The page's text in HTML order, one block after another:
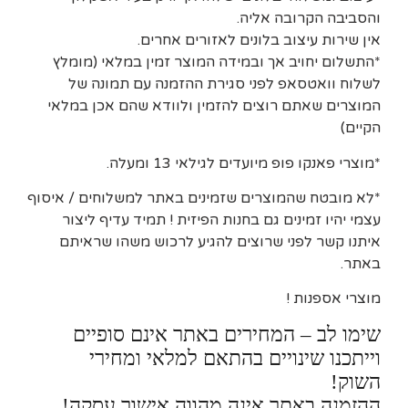
והסביבה הקרובה אליה.
אין שירות עיצוב בלונים לאזורים אחרים.
*התשלום יחויב אך ובמידה המוצר זמין במלאי (מומלץ
לשלוח וואטסאפ לפני סגירת ההזמנה עם תמונה של
המוצרים שאתם רוצים להזמין ולוודא שהם אכן במלאי
הקיים)
*מוצרי פאנקו פופ מיועדים לגילאי 13 ומעלה.
*לא מובטח שהמוצרים שזמינים באתר למשלוחים / איסוף
עצמי יהיו זמינים גם בחנות הפיזית ! תמיד עדיף ליצור
איתנו קשר לפני שרוצים להגיע לרכוש משהו שראיתם
באתר.
מוצרי אספנות !
שימו לב – המחירים באתר אינם סופיים
וייתכנו שינויים בהתאם למלאי ומחירי
השוק!